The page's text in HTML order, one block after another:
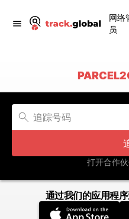
网络
员
打开合作
通过我们的应用程